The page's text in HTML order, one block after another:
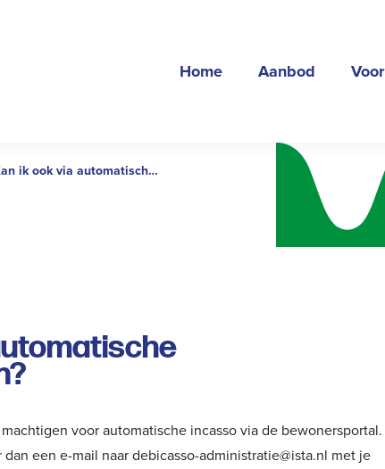
Home Aanbod
ik ook via automatische
voor automatische incasso via de bewonersportal.
een e-mail naar debicasso-administratie@ista.nl met je